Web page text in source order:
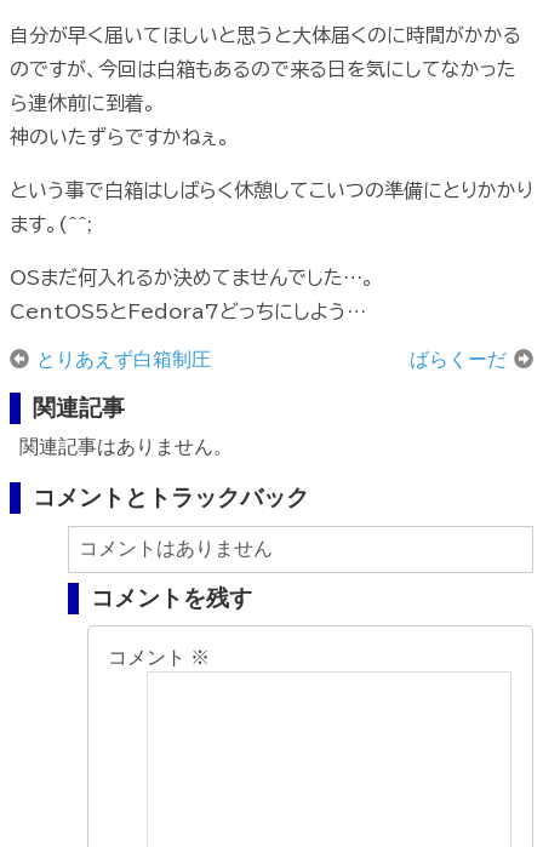
自分が早く届いてほしいと思うと大体届くのに時間がかかる
のですが、今回は白箱もあるので来る日を気にしてなかった
ら連休前に到着。
神のいたずらですかねぇ。
という事で白箱はしばらく休憩してこいつの準備にとりかかり
ます。(^^;
OSまだ何入れるか決めてませんでした…。
CentOS5とFedora7どっちにしよう…
とりあえず白箱制圧 ばらくーだ
関連記事
関連記事はありません。
コメントとトラックバック
コメントはありません
コメントを残す
コメント ※